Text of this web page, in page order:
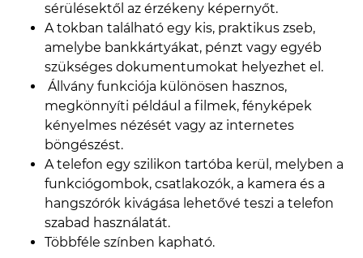
sérülésektől az érzékeny képernyőt.
A tokban található egy kis, praktikus zseb,
amelybe bankkártyákat, pénzt vagy egyéb
szükséges dokumentumokat helyezhet el.
Állvány funkciója különösen hasznos,
megkönnyíti például a filmek, fényképek
kényelmes nézését vagy az internetes
böngészést.
A telefon egy szilikon tartóba kerül, melyben a
funkciógombok, csatlakozók, a kamera és a
hangszórók kivágása lehetővé teszi a telefon
szabad használatát.
Többféle színben kapható.